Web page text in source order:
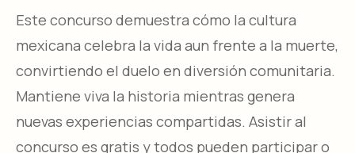
Este concurso demuestra cómo la cultura
mexicana celebra la vida aun frente a la muerte,
convirtiendo el duelo en diversión comunitaria.
Mantiene viva la historia mientras genera
nuevas experiencias compartidas. Asistir al
concurso es gratis y todos pueden participar o